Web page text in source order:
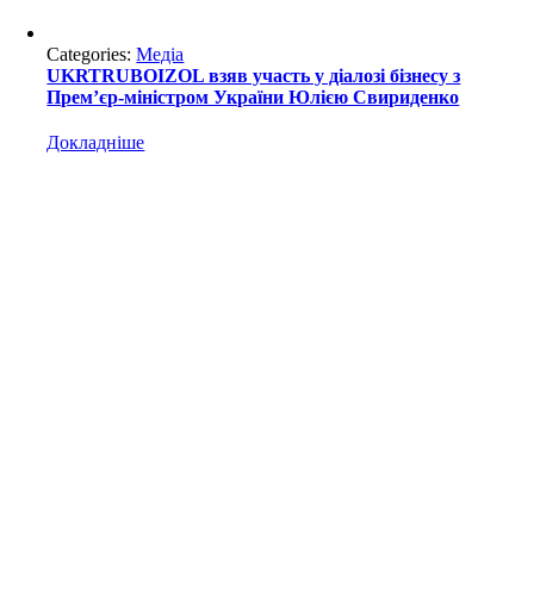
Categories:Медіа
UKRTRUBOIZOL взяв участь у діалозі бізнесу з
Прем’єр-міністром України Юлією Свириденко
Докладніше